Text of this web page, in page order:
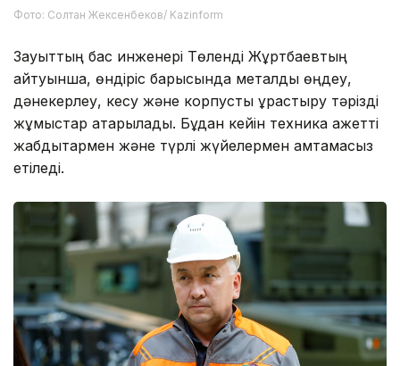
Фото: Солтан Жексенбеков/ Kazinform
Зауыттың бас инженері Төленді Жұртбаевтың
айтуынша, өндіріс барысында металды өңдеу,
дәнекерлеу, кесу және корпусты құрастыру тәрізді
жұмыстар атқарылады. Бұдан кейін техника қажетті
жабдықтармен және түрлі жүйелермен қамтамасыз
етіледі.